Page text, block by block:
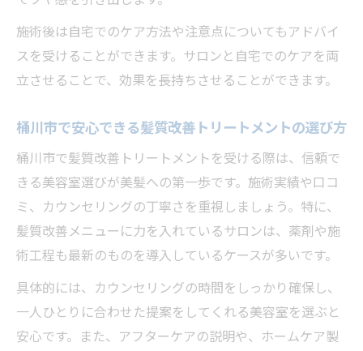
施術後は自宅でのケア方法や注意点についてもアドバイ
スを受けることができます。サロンと自宅でのケアを両
立させることで、効果を長持ちさせることができます。
桶川市で安心できる髪質改善トリートメントの選び方
桶川市で髪質改善トリートメントを受ける際は、信頼で
きる美容室選びが美髪への第一歩です。施術実績や口コ
ミ、カウンセリングの丁寧さを重視しましょう。特に、
髪質改善メニューに力を入れているサロンは、薬剤や施
術工程も最新のものを導入しているケースが多いです。
具体的には、カウンセリングの時間をしっかり確保し、
一人ひとりに合わせた提案をしてくれる美容室を選ぶと
安心です。また、アフターケアの説明や、ホームケア製